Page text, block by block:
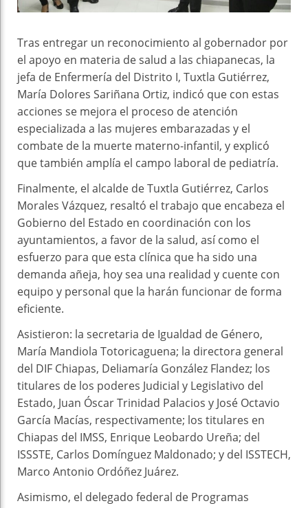
Tras entregar un reconocimiento al gobernador por
el apoyo en materia de salud a las chiapanecas, la
jefa de Enfermería del Distrito I, Tuxtla Gutiérrez,
María Dolores Sariñana Ortiz, indicó que con estas
acciones se mejora el proceso de atención
especializada a las mujeres embarazadas y el
combate de la muerte materno-infantil, y explicó
que también amplía el campo laboral de pediatría.
Finalmente, el alcalde de Tuxtla Gutiérrez, Carlos
Morales Vázquez, resaltó el trabajo que encabeza el
Gobierno del Estado en coordinación con los
ayuntamientos, a favor de la salud, así como el
esfuerzo para que esta clínica que ha sido una
demanda añeja, hoy sea una realidad y cuente con
equipo y personal que la harán funcionar de forma
eficiente.
Asistieron: la secretaria de Igualdad de Género,
María Mandiola Totoricaguena; la directora general
del DIF Chiapas, Deliamaría González Flandez; los
titulares de los poderes Judicial y Legislativo del
Estado, Juan Óscar Trinidad Palacios y José Octavio
García Macías, respectivamente; los titulares en
Chiapas del IMSS, Enrique Leobardo Ureña; del
ISSSTE, Carlos Domínguez Maldonado; y del ISSTECH,
Marco Antonio Ordóñez Juárez.
Asimismo, el delegado federal de Programas